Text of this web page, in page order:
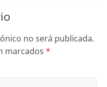
no será publicada.
marcados *